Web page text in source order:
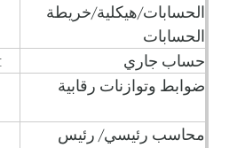
الحسابات/هيكلية/خريطة
الحسابات
حساب جاري
ضوابط وتوازنات رقابية
محاسب رئيسي/ رئيس